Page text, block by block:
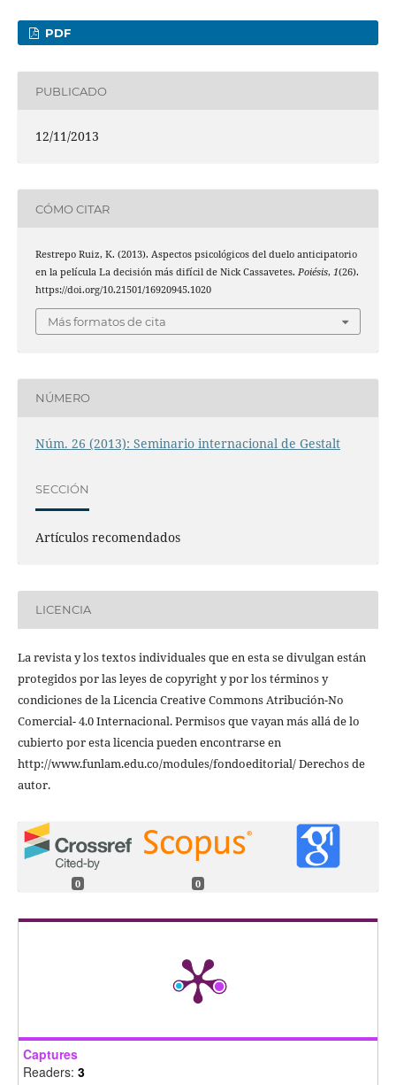
PDF
PUBLICADO
12/11/2013
CÓMO CITAR
Restrepo Ruiz, K. (2013). Aspectos psicológicos del duelo anticipatorio
en la película La decisión más difícil de Nick Cassavetes. Poiésis, 1(26).
https://doi.org/10.21501/16920945.1020
Más formatos de cita
NÚMERO
Núm. 26 (2013): Seminario internacional de Gestalt
SECCIÓN
Artículos recomendados
LICENCIA
La revista y los textos individuales que en esta se divulgan están
protegidos por las leyes de copyright y por los términos y
condiciones de la Licencia Creative Commons Atribución-No
Comercial- 4.0 Internacional. Permisos que vayan más allá de lo
cubierto por esta licencia pueden encontrarse en
http://www.funlam.edu.co/modules/fondoeditorial/ Derechos de
autor.
0 0
Captures
Readers: 3